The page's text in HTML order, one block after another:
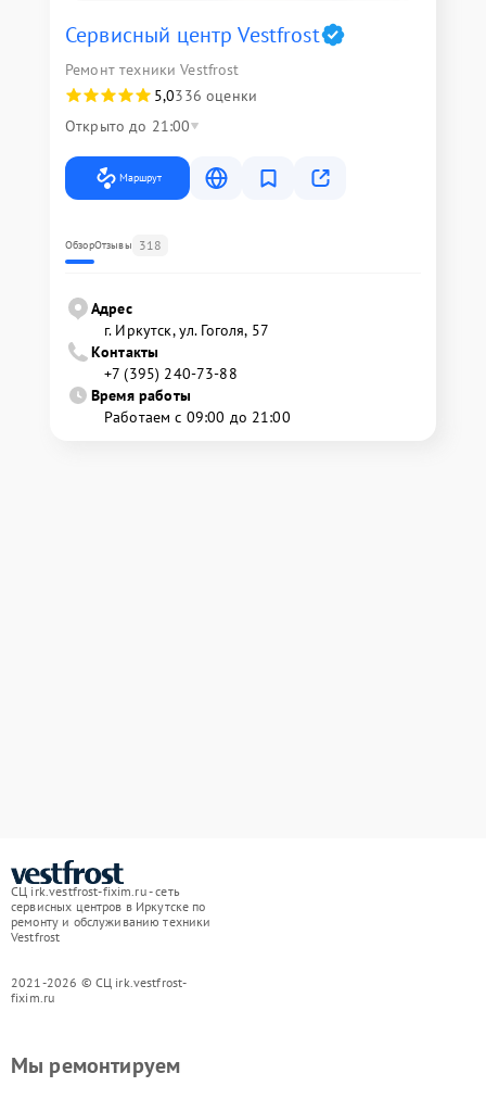
Сервисный центр Vestfrost
Ремонт техники Vestfrost
5,0336 оценки
Открыто до 21:00
Маршрут
ОбзорОтзывы 318
Адрес
г. Иркутск, ул. ​Гоголя, 57
Контакты
+7 (395) 240-73-88
Время работы
Работаем с 09:00 до 21:00
СЦ irk.vestfrost-fixim.ru - сеть
сервисных центров в Иркутске по
ремонту и обслуживанию техники
Vestfrost
2021-2026 © СЦ irk.vestfrost-
fixim.ru
Мы ремонтируем